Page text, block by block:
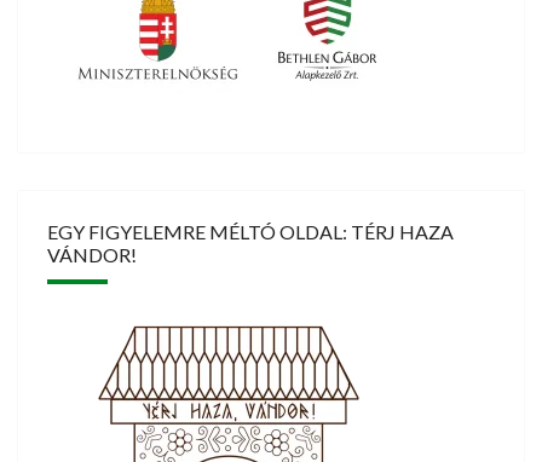
EGY FIGYELEMRE MÉLTÓ OLDAL: TÉRJ HAZA
VÁNDOR!